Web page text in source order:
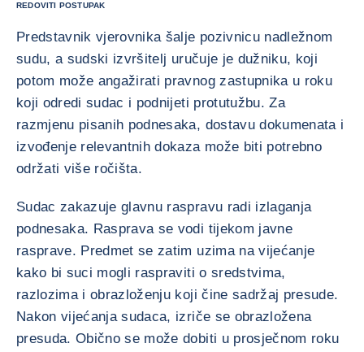
REDOVITI POSTUPAK
Predstavnik vjerovnika šalje pozivnicu nadležnom
sudu, a sudski izvršitelj uručuje je dužniku, koji
potom može angažirati pravnog zastupnika u roku
koji odredi sudac i podnijeti protutužbu. Za
razmjenu pisanih podnesaka, dostavu dokumenata i
izvođenje relevantnih dokaza može biti potrebno
održati više ročišta.
Sudac zakazuje glavnu raspravu radi izlaganja
podnesaka. Rasprava se vodi tijekom javne
rasprave. Predmet se zatim uzima na vijećanje
kako bi suci mogli raspraviti o sredstvima,
razlozima i obrazloženju koji čine sadržaj presude.
Nakon vijećanja sudaca, izriče se obrazložena
presuda. Obično se može dobiti u prosječnom roku